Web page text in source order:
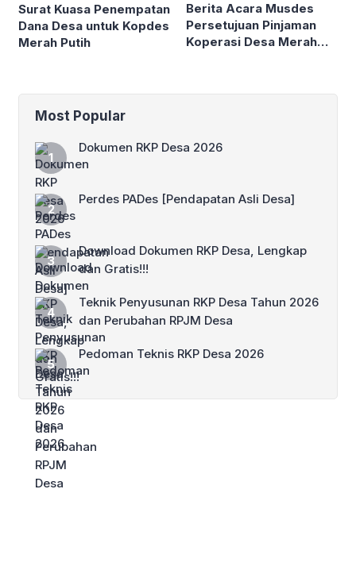
Surat Kuasa Penempatan
Dana Desa untuk Kopdes
Merah Putih
Berita Acara Musdes
Persetujuan Pinjaman
Koperasi Desa Merah
Most Popular
Dokumen RKP Desa 2026
Perdes PADes [Pendapatan Asli Desa]
Download Dokumen RKP Desa, Lengkap
dan Gratis!!!
Teknik Penyusunan RKP Desa Tahun 2026
dan Perubahan RPJM Desa
Pedoman Teknis RKP Desa 2026